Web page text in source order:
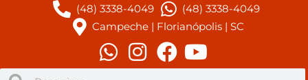
(48) 3338-4049
(48) 3338-4049
Campeche | Florianópolis | SC